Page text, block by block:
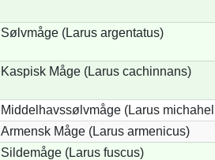
Sølvmåge (Larus argentatus)
Kaspisk Måge (Larus cachinnans)
Middelhavssølvmåge (Larus
Armensk Måge (Larus armenicus)
Sildemåge (Larus fuscus)